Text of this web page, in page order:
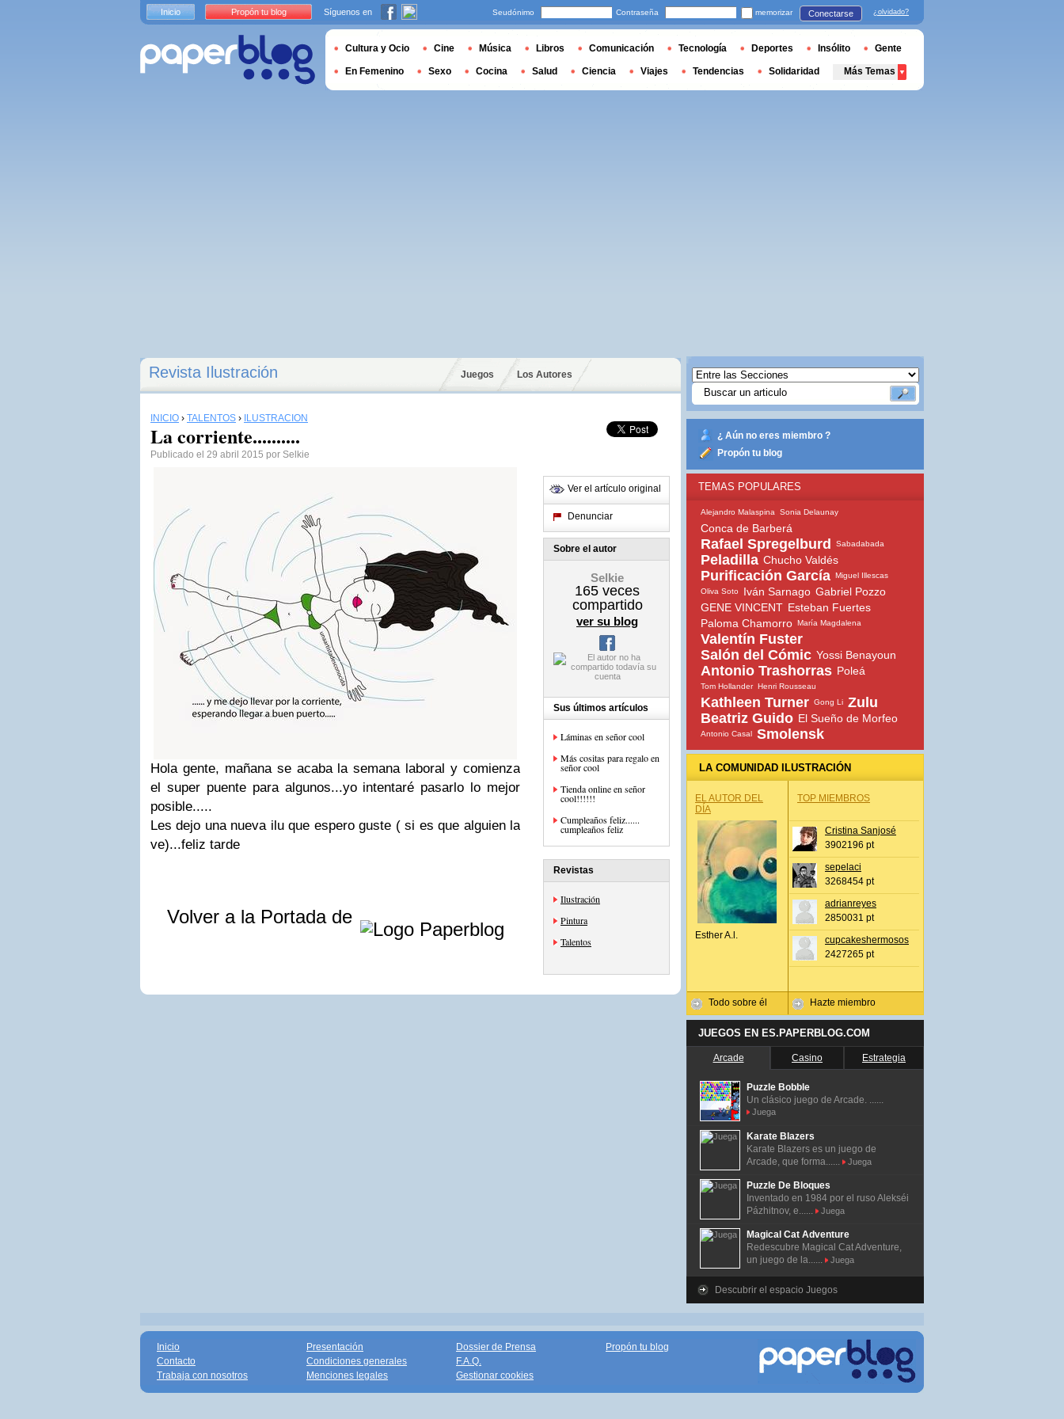
Revista Ilustración Juegos Los Autores
INICIO › TALENTOS › ILUSTRACIÓN
La corriente..........
Publicado el 29 abril 2015 por Selkie
Hola gente, mañana se acaba la semana laboral y comienza
el super puente para algunos...yo intentaré pasarlo lo mejor
posible.....
Les dejo una nueva ilu que espero guste ( si es que alguien la
ve)...feliz tarde
Volver a la Portada de
Ver el artículo original
Denunciar
Sobre el autor
Selkie
165 veces
compartido
ver su blog
Sus últimos artículos
Láminas en señor cool
Más cositas para regalo en
señor cool
Tienda online en señor
cool!!!!!!
Cumpleaños feliz......
cumpleaños feliz
Revistas
Ilustración
Pintura
Talentos
¿ Aún no eres miembro ?
Propón tu blog
TEMAS POPULARES
Alejandro Malaspina Sonia Delaunay
Conca de Barberá
Rafael Spregelburd Sabadabada
Peladilla Chucho Valdés
Purificación García Miguel Illescas
Oliva Soto
Iván Sarnago Gabriel Pozzo
GENE VINCENT Esteban Fuertes
Paloma Chamorro María Magdalena
Valentín Fuster
Salón del Cómic Yossi Benayoun
Antonio Trashorras Poleá
Tom Hollander Henri Rousseau
Kathleen Turner Gong Li Zulu
Beatriz Guido El Sueño de Morfeo
Antonio Casal Smolensk
LA COMUNIDAD ILUSTRACIÓN
EL AUTOR DEL
DÍA
Esther A.l.
Todo sobre él
TOP MIEMBROS
Cristina Sanjosé
3902196 pt
sepelaci
3268454 pt
adrianreyes
2850031 pt
cupcakeshermosos
2427265 pt
Hazte miembro
JUEGOS EN ES.PAPERBLOG.COM
Arcade Casino Estrategia
Puzzle Bobble
Un clásico juego de Arcade. ......
Juega
Karate Blazers
Karate Blazers es un juego de
Arcade, que forma......
Juega
Puzzle De Bloques
Inventado en 1984 por el ruso Alekséi
Pázhitnov, e......
Juega
Magical Cat Adventure
Redescubre Magical Cat Adventure,
un juego de la......
Juega
Descubrir el espacio Juegos
Inicio Propón tu blog Síguenos en Seudónimo Contraseña memorizar Conectarse ¿olvidado?
Cultura y Ocio Cine Música Libros Comunicación Tecnología Deportes Insólito Gente
En Femenino Sexo Cocina Salud Ciencia Viajes Tendencias Solidaridad Más Temas
Inicio
Contacto
Trabaja con nosotros
Presentación
Condiciones generales
Menciones legales
Dossier de Prensa
F.A.Q.
Gestionar cookies
Propón tu blog